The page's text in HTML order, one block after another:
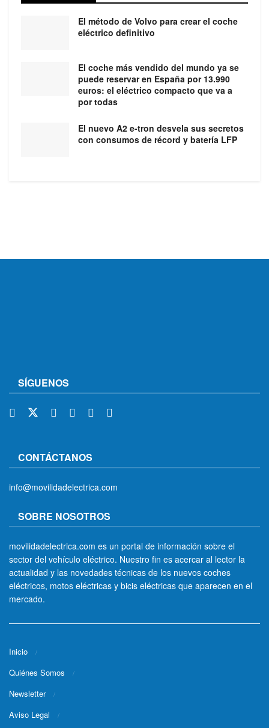
El método de Volvo para crear el coche
eléctrico definitivo
El coche más vendido del mundo ya se
puede reservar en España por 13.990
euros: el eléctrico compacto que va a
por todas
El nuevo A2 e-tron desvela sus secretos
con consumos de récord y batería LFP
SÍGUENOS
CONTÁCTANOS
info@movilidadelectrica.com
SOBRE NOSOTROS
movilidadelectrica.com es un portal de información sobre el
sector del vehículo eléctrico. Nuestro fin es acercar al lector la
actualidad y las novedades técnicas de los nuevos coches
eléctricos, motos eléctricas y bicis eléctricas que aparecen en el
mercado.
Inicio
Quiénes Somos
Newsletter
Aviso Legal